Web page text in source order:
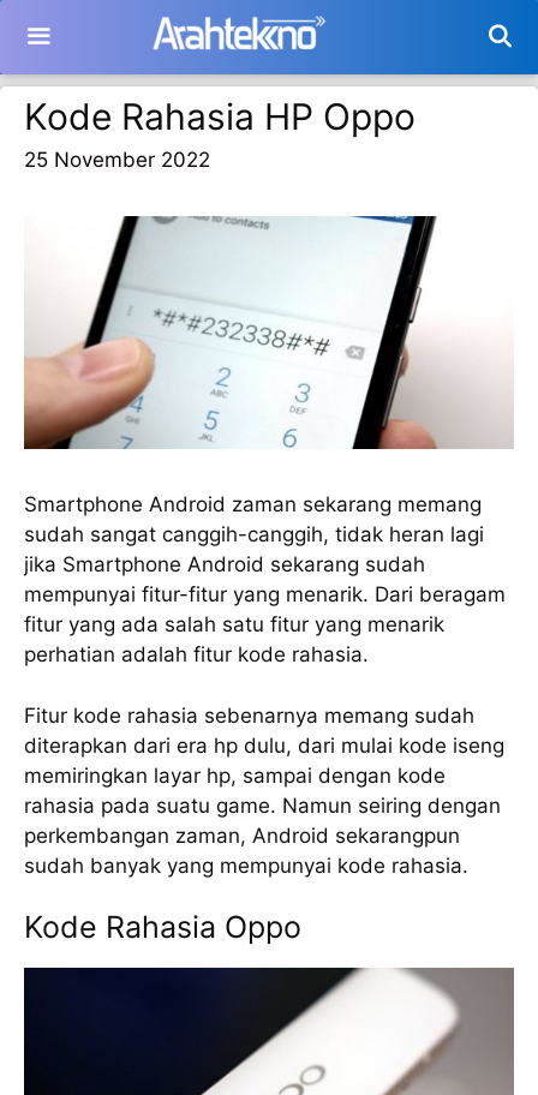
isi
Kode Rahasia HP Oppo
25 November 2022
Smartphone Android zaman sekarang memang
sudah sangat canggih-canggih, tidak heran lagi
jika Smartphone Android sekarang sudah
mempunyai fitur-fitur yang menarik. Dari beragam
fitur yang ada salah satu fitur yang menarik
perhatian adalah fitur kode rahasia.
Fitur kode rahasia sebenarnya memang sudah
diterapkan dari era hp dulu, dari mulai kode iseng
memiringkan layar hp, sampai dengan kode
rahasia pada suatu game. Namun seiring dengan
perkembangan zaman, Android sekarangpun
sudah banyak yang mempunyai kode rahasia.
Kode Rahasia Oppo